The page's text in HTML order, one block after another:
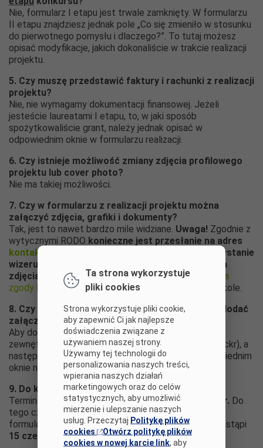
Nie, formularz I etapu jest trwale zamknięty. W formularzu
II etapu znajdziesz jednak pole „Co się zmieniło w stosunku
do pierwotnego pomysłu i dlaczego?”. To tutaj możesz
opisać modyfikacje, jakich dokonaliście w trakcie realizacji
projektu.
5. Czy muszę przedstawić faktury i rachunki z realizacji
projektu?
Nie, nie wymagamy dokumentacji finansowej. Jeżeli
jesteście laureatami I etapu, to, w jaki sposób
spożytkowaliście grant, należy jednak opisać w
odpowiednim oknie w formularzu realizacji.
6. Czy istnieje możliwość zmiany zdjęcia profilowego
projektu lub cover photo?
Nie ma takiej możliwości.
7. Czy w formularzu z realizacji projektu można
załączyć zdjęcia, grafiki i dokumenty?
Tak, jest to nawet bardzo mile widziane. Uwaga! Zgodnie z
wytycznymi RODO konieczne jest przesłanie na adres
kontakt@projektanciedukacji.pl
zgód na wykorzystanie
wizerunku wszystkich osób, które znajdują się na
zdjęciach
. Możecie skorzystać znaszego formularza
zgody lub z odpowiedniego dokumentu w Waszej szkole.
8. Czy w formularzu z realizacji projektu można dodać
załącznik w postaci filmu?
Aby dodać film, należy najpierw zamieścić go w
zewnętrznym serwisie video (np. YouTube, Vimeo, Flickr), a
następnie wygenerować link i zamieścić go w odpowiednim
oknie naszego formularza.
9. Do kiedy trwa konkurs?
Termin realizacji projektów upływa5 czerwca 2020 r. Do
tego czasu musicie też zakończyć opis realizacji w
formularzu. Ogłoszenie wyników II etapu konkursu nastąpi
15 czerwca 2020 r.
Ta strona wykorzystuje
pliki cookies
Strona wykorzystuje pliki cookie,
aby zapewnić Ci jak najlepsze
doświadczenia związane z
używaniem naszej strony.
Używamy tej technologii do
personalizowania naszych treści,
wpierania naszych działań
marketingowych oraz do celów
statystycznych, aby umożliwić
mierzenie i ulepszanie naszych
usług. Przeczytaj Politykę plików
cookies
Otwórz politykę plików
cookies w nowej karcie link, aby